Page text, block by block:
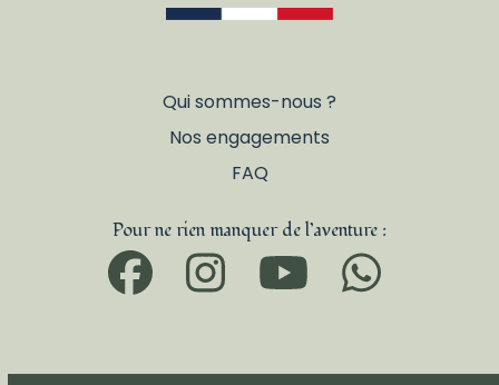
Qui sommes-nous ?
Nos engagements
FAQ
Pour ne rien manquer de l’aventure :
Facebook
Instagram